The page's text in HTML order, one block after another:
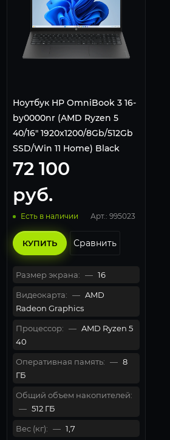
Ноутбук HP OmniBook 3 16-
by0000nr (AMD Ryzen 5
40/16" 1920x1200/8Gb/512Gb
SSD/Win 11 Home) Black
72 100
руб.
Есть в наличии Арт.: 995023
КУПИТЬ Сравнить
Размер экрана: — 16
Видеокарта: — AMD
Radeon Graphics
Процессор: — AMD Ryzen 5
40
Оперативная память: — 8
ГБ
Общий объем накопителей:
— 512 ГБ
Вес (кг): — 1,7